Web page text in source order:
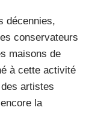
décennies,
conservateurs
maisons de
à cette activité
artistes
la